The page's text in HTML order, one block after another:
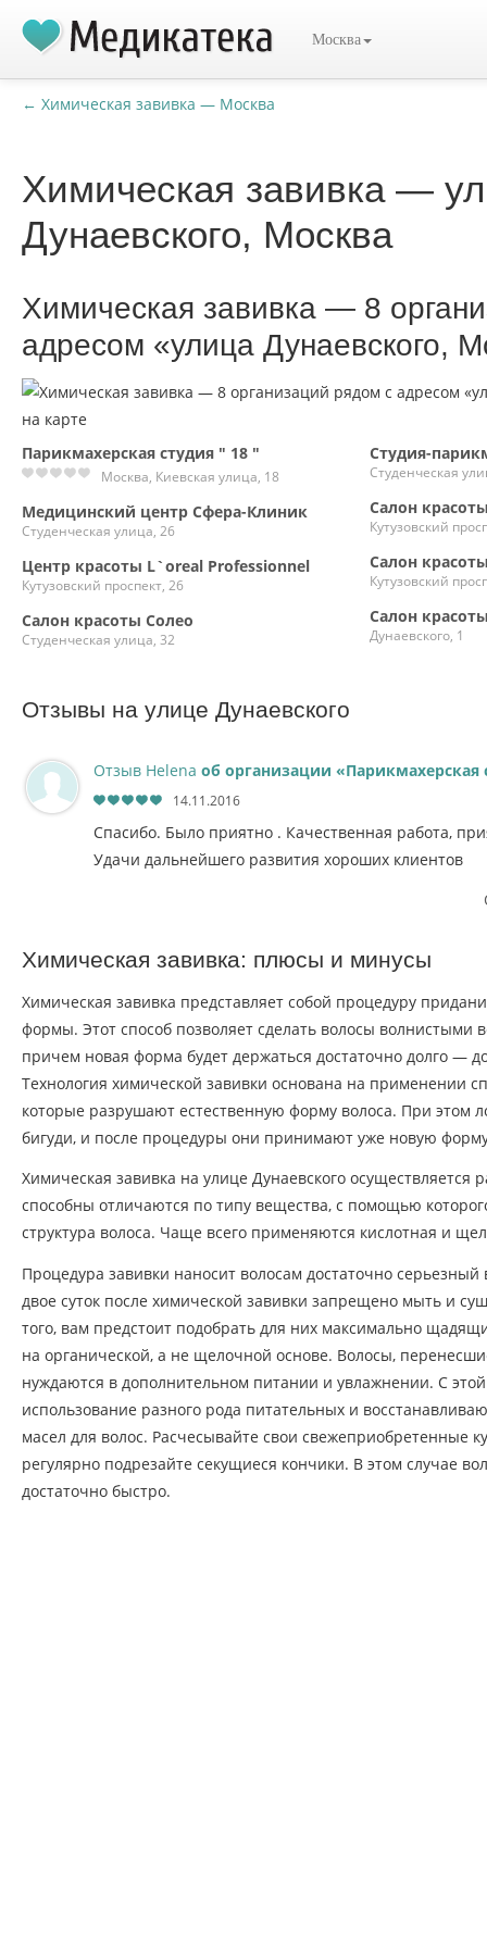
Москва
← Химическая завивка — Москва
Химическая завивка —
Дунаевского, Москва
Химическая завивка — 8
адресом «улица Дунаевского,
Парикмахерская студия " 18 "
Москва, Киевская улица, 18
Медицинский центр Сфера-Клиник
Студенческая улица, 26
Центр красоты L`oreal Professionnel
Кутузовский проспект, 26
Салон красоты Солео
Студенческая улица, 32
Студия-
Студенческая
Салон
Кутузовский
Салон
Кутузовский
Салон
Дунаевского, 1
Отзывы на улице Дунаевского
Отзыв Helena об организации «Парикмахерская
14.11.2016
Спасибо. Было приятно . Качественная работа,
Удачи дальнейшего развития хороших клиентов
Химическая завивка: плюсы и минусы
Химическая завивка представляет собой процедуру
формы. Этот способ позволяет сделать волосы волнистыми
причем новая форма будет держаться достаточно долго —
Технология химической завивки основана на применении
которые разрушают естественную форму волоса. При этом
бигуди, и после процедуры они принимают уже новую
Химическая завивка на улице Дунаевского
способны отличаются по типу вещества, с помощью
структура волоса. Чаще всего применяются кислотная и
Процедура завивки наносит волосам достаточно
двое суток после химической завивки запрещено мыть и
того, вам предстоит подобрать для них максимально
на органической, а не щелочной основе. Волосы,
нуждаются в дополнительном питании и увлажнении. С
использование разного рода питательных и
масел для волос. Расчесывайте свои свежеприобретенные
регулярно подрезайте секущиеся кончики. В этом случае
достаточно быстро.